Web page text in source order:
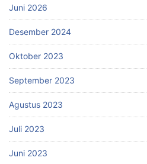
Juni 2026
Desember 2024
Oktober 2023
September 2023
Agustus 2023
Juli 2023
Juni 2023